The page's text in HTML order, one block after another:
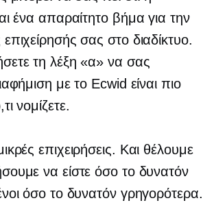
ένα απαραίτητο βήμα για την
σας στο διαδίκτυο.
τη λέξη «α» να σας
με το Ecwid είναι πιο
νομίζετε.
επιχειρήσεις. Και θέλουμε
να είστε όσο το δυνατόν
όσο το δυνατόν γρηγορότερα.